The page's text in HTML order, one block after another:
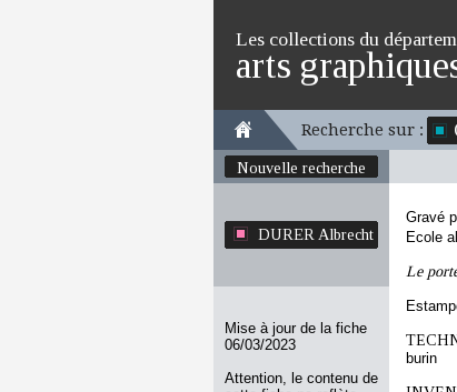
Les collections du
arts
Recherche sur :
Nouvelle recherche
DURER Albrecht
Mise à jour de la fiche
06/03/2023
Attention, le contenu de
Gravé
Ecole
Le
burin